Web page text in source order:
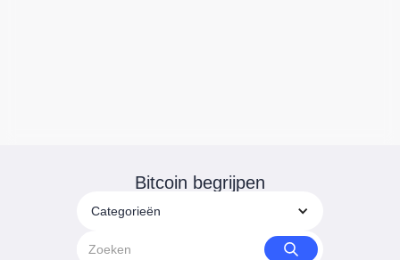
Bitcoin begrijpen
Categorieën